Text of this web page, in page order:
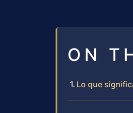
ON
Lo que